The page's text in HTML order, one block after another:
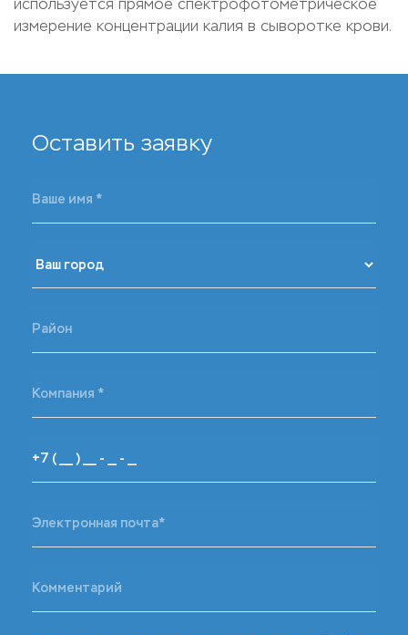
используется прямое спектрофотометрическое
измерение концентрации калия в сыворотке крови.
Оставить заявку